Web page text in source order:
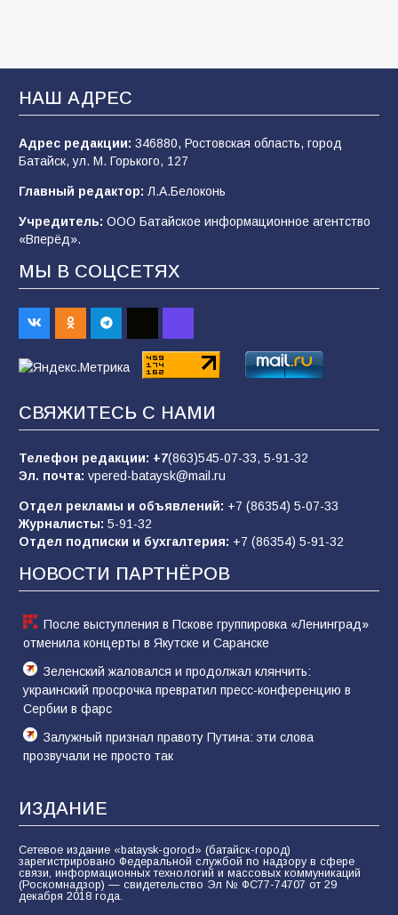
В Батайске продолжаются дорожные работы
107 04.08.2026
строительные профессии в ходе
спортивного праздника
90
«Слухами Москву не возьмёшь»: почему
заявления Киева о мобилизации — это
отчаяние, а не разведка
83 02.08.2026
Батайчане вышли в финал Всероссийского
конкурса «Большая перемена»
62 04.08.2026
Командовал боем до последнего: герой
61 05.08.2026
НАШ АДРЕС
Адрес редакции: 346880, Ростовская область, город
Батайск, ул. М. Горького, 127
Главный редактор: Л.А.Белоконь
Учредитель: ООО Батайское информационное агентство
«Вперёд».
МЫ В СОЦСЕТЯХ
СВЯЖИТЕСЬ С НАМИ
Телефон редакции: +7(863)545-07-33, 5-91-32
Эл. почта: vpered-bataysk@mail.ru
Отдел рекламы и объявлений: +7 (86354) 5-07-33
Журналисты: 5-91-32
Отдел подписки и бухгалтерия: +7 (86354) 5-91-32
НОВОСТИ ПАРТНЁРОВ
После выступления в Пскове группировка «Ленинград»
отменила концерты в Якутске и Саранске
Зеленский жаловался и продолжал клянчить:
украинский просрочка превратил пресс-конференцию в
Сербии в фарс
Залужный признал правоту Путина: эти слова
прозвучали не просто так
ИЗДАНИЕ
Сетевое издание «bataysk-gorod» (батайск-город)
зарегистрировано Федеральной службой по надзору в сфере
связи, информационных технологий и массовых коммуникаций
(Роскомнадзор) — свидетельство Эл № ФС77-74707 от 29
декабря 2018 года.